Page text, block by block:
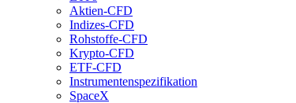
Aktien-CFD
Indizes-CFD
Rohstoffe-CFD
Krypto-CFD
ETF-CFD
Instrumentenspezifikation
SpaceX